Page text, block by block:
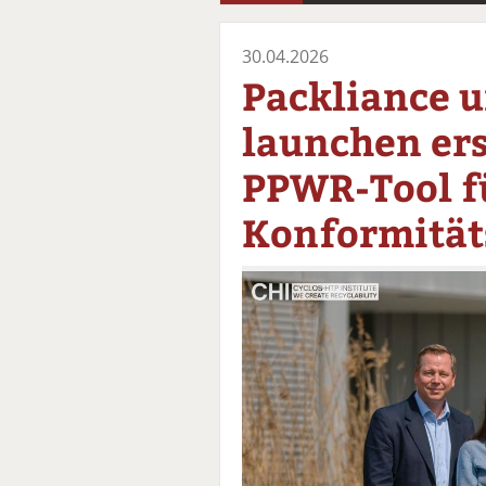
30.04.2026
Packliance
launchen
PPWR-Tool